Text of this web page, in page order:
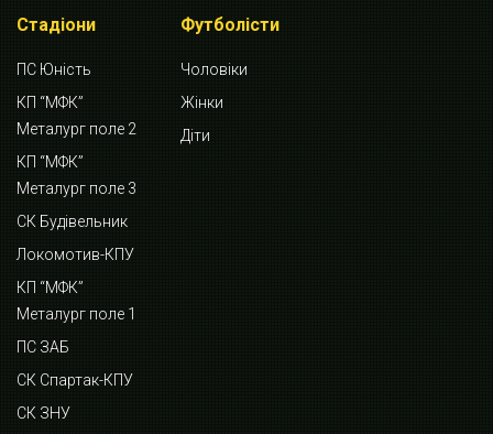
Стадіони
ПС Юність
КП “МФК”
Металург поле 2
КП “МФК”
Металург поле 3
СК Будівельник
Локомотив-КПУ
КП “МФК”
Металург поле 1
ПС ЗАБ
СК Спартак-КПУ
СК ЗНУ
Футболісти
Чоловіки
Жінки
Діти